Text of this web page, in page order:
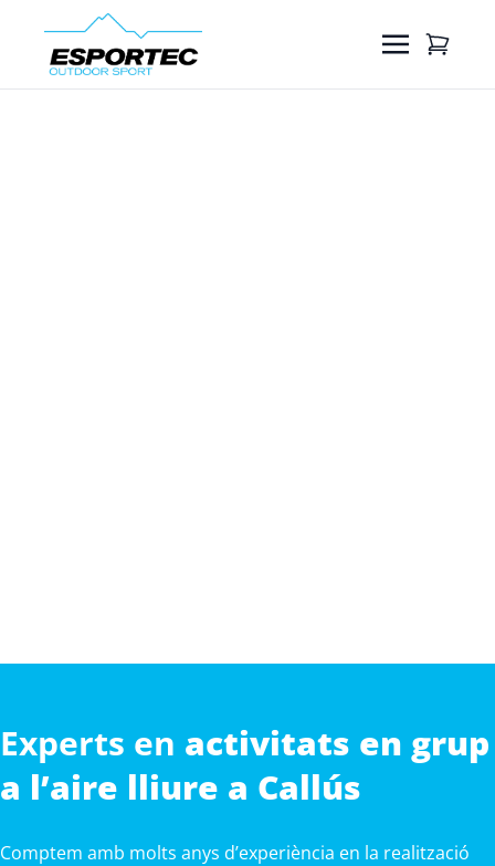
Experts en activitats en grup
a l’aire lliure a Callús
Comptem amb molts anys d’experiència en la realització